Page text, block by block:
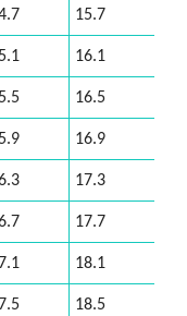
15.7
16.1
16.5
16.9
17.3
17.7
18.1
18.5